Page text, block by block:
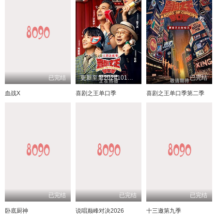
已完结
血战X
更新至第20241013期
喜剧之王单口季
已完结
喜剧之王单口季第二季
已完结
卧底厨神
已完结
说唱巅峰对决2026
已完结
十三邀第九季